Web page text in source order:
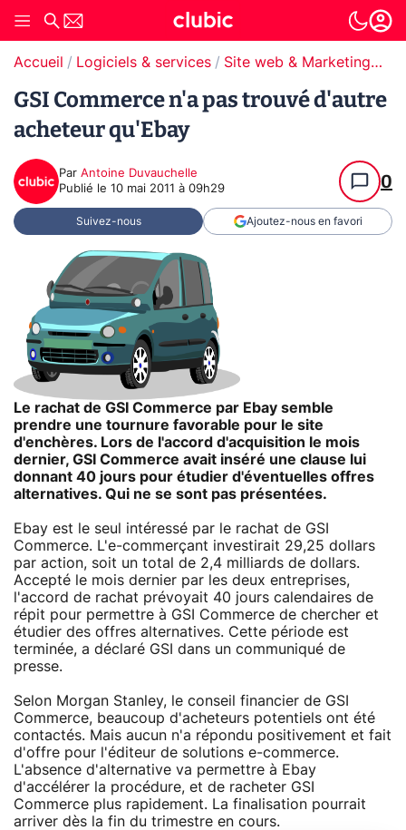
Accueil Logiciels & services Site web & Marketing Digital
GSI Commerce n'a pas trouvé d'autre
acheteur qu'Ebay
Par Antoine Duvauchelle
Publié le 10 mai 2011 à 09h29 0
Suivez-nous Ajoutez-nous en favori
Le rachat de GSI Commerce par Ebay semble
prendre une tournure favorable pour le site
d'enchères. Lors de l'accord d'acquisition le mois
dernier, GSI Commerce avait inséré une clause lui
donnant 40 jours pour étudier d'éventuelles offres
alternatives. Qui ne se sont pas présentées.
Ebay est le seul intéressé par le rachat de GSI
Commerce. L'e-commerçant investirait 29,25 dollars
par action, soit un total de 2,4 milliards de dollars.
Accepté le mois dernier par les deux entreprises,
l'accord de rachat prévoyait 40 jours calendaires de
répit pour permettre à GSI Commerce de chercher et
étudier des offres alternatives. Cette période est
terminée, a déclaré GSI dans un communiqué de
presse.
Selon Morgan Stanley, le conseil financier de GSI
Commerce, beaucoup d'acheteurs potentiels ont été
contactés. Mais aucun n'a répondu positivement et fait
d'offre pour l'éditeur de solutions e-commerce.
L'absence d'alternative va permettre à Ebay
d'accélérer la procédure, et de racheter GSI
Commerce plus rapidement. La finalisation pourrait
arriver dès la fin du trimestre en cours.